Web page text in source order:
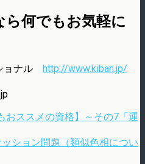
何でもお気軽に
ョナル http://www.kiban.jp/
おススメの資格】～その7「運
ッション問題（類似色相につい